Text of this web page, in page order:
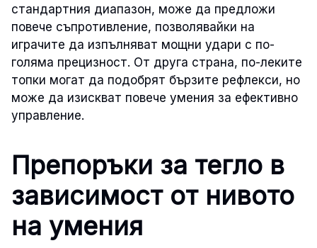
стандартния диапазон, може да предложи
повече съпротивление, позволявайки на
играчите да изпълняват мощни удари с по-
голяма прецизност. От друга страна, по-леките
топки могат да подобрят бързите рефлекси, но
може да изискват повече умения за ефективно
управление.
Препоръки за тегло в
зависимост от нивото
на умения